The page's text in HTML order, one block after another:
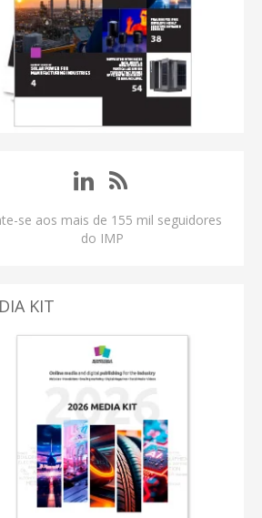
se aos mais de 155 mil seguidores
do IMP
KIT